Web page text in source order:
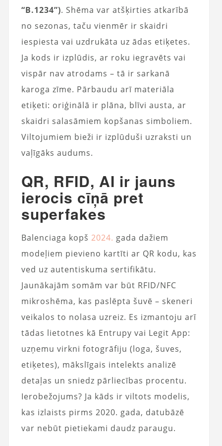
“B.1234”). Shēma var atšķirties atkarībā
no sezonas, taču vienmēr ir skaidri
iespiesta vai uzdrukāta uz ādas etiķetes.
Ja kods ir izplūdis, ar roku iegravēts vai
vispār nav atrodams – tā ir sarkanā
karoga zīme. Pārbaudu arī materiāla
etiķeti: oriģinālā ir plāna, blīvi austa, ar
skaidri salasāmiem kopšanas simboliem.
Viltojumiem bieži ir izplūduši uzraksti un
vaļīgāks audums.
QR, RFID, AI ir jauns
ierocis cīņā pret
superfakes
Balenciaga kopš 2024. gada dažiem
modeļiem pievieno kartīti ar QR kodu, kas
ved uz autentiskuma sertifikātu.
Jaunākajām somām var būt RFID/NFC
mikroshēma, kas paslēpta šuvē – skeneri
veikalos to nolasa uzreiz. Es izmantoju arī
tādas lietotnes kā Entrupy vai Legit App:
uzņemu virkni fotogrāfiju (loga, šuves,
etiķetes), mākslīgais intelekts analizē
detaļas un sniedz pārliecības procentu.
Ierobežojums? Ja kāds ir viltots modelis,
kas izlaists pirms 2020. gada, datubāzē
var nebūt pietiekami daudz paraugu.